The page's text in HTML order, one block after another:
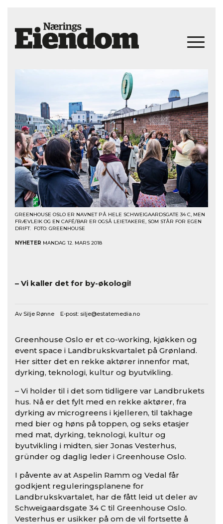
GREENHOUSE OSLO ER NAVNET PÅ HELE SCHWEIGAARDSGATE 34 C, MEN
FRÆVLEIK OG EN CAFÉ/BAR ER OGSÅ LEIETAKERE, SOM STÅR FOR EGEN
DRIFT. FOTO: GREENHOUSE
NYHETER MANDAG 12. MARS 2018
– Vi kaller det for by-økologi!
Av Silje Rønne E-post: silje@estatemedia.no
Greenhouse Oslo er et co-working, kjøkken og
event space i Landbrukskvartalet på Grønland.
Her sitter det en rekke aktører innenfor mat,
dyrking, teknologi, kultur og byutvikling.
– Vi holder til i det som tidligere var Landbrukets
hus. Nå er det fylt med en rekke aktører, fra
dyrking av microgreens i kjelleren, til takhage
med bier og høns på toppen, og seks etasjer
med mat, dyrking, teknologi, kultur og
byutvikling i midten, sier Jonas Vesterhus,
gründer og daglig leder i Greenhouse Oslo.
I påvente av at Aspelin Ramm og Vedal får
godkjent reguleringsplanene for
Landbrukskvartalet, har de fått leid ut deler av
Schweigaardsgate 34 C til Greenhouse Oslo.
Vesterhus er usikker på om de vil fortsette å